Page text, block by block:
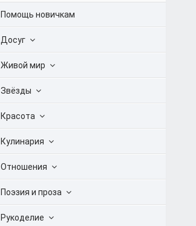
Помощь новичкам
Досуг
Живой мир
Звёзды
Красота
Кулинария
Отношения
Поэзия и проза
Рукоделие